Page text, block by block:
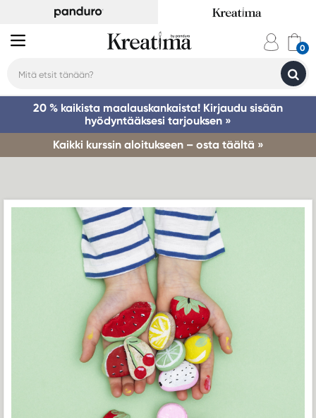
20 % kaikista maalauskankaista! Kirjaudu sisään
hyödyntääksesi tarjouksen »
Kaikki kurssin aloitukseen – osta täältä »